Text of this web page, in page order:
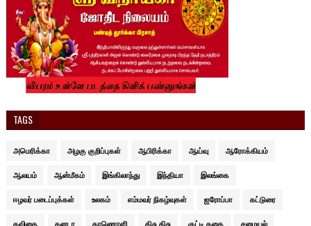
TAGS
அமெரிக்கா அழகு குறிப்புகள் ஆபிரிக்கா ஆய்வு ஆரோக்கியம்
ஆலயம் ஆன்மீகம் இங்கிலாந்து இந்தியா இலங்கை
ஈழவர் படைப்புக்கள் உலகம் எம்மவர் நிகழ்வுகள் ஐரோப்பா கட்டுரை
கவிதை கனடா காணொளி கிசு கிசு குட்டி கதை சமையல்